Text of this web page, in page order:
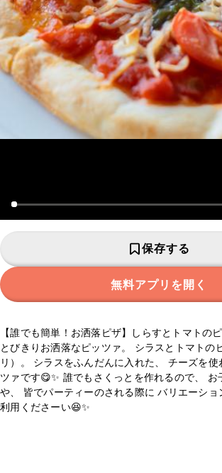
保存する
無料アプリを開く
【誰でも簡単！お洒落ピザ】しらすとトマトの
とびきりお洒落なピッツァ。 シラスとトマトの
リ）。 シラスをふんだんに入れた、 チーズを使
ツァです😋✨ 誰でもさくっとを作れるので、 お
や、 皆でパーティーのされる際に バリエーシ
利用くださーい😆✨